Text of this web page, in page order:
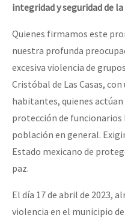
integridad y seguridad de
Quienes firmamos este
nuestra profunda
excesiva violencia de
Cristóbal de Las Casas,
habitantes, quienes
protección de
población en general.
Estado mexicano de
paz.
El día 17 de abril de 2023,
violencia en el municipio